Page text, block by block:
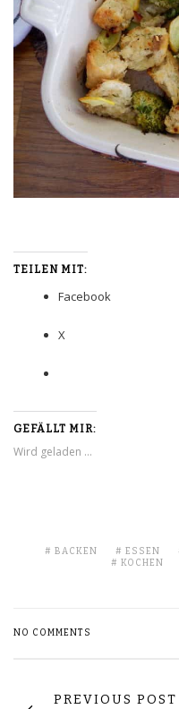
TEILEN MIT:
Facebook
X
GEFÄLLT MIR:
Wird geladen …
BACKEN ESSEN
KOCHEN
NO COMMENTS
PREVIOUS POST